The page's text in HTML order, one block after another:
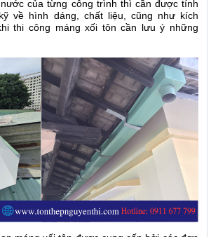
của từng công trình thì cần được tính
về hình dáng, chất liệu, cũng như kích
thi công máng xối tôn cần lưu ý những